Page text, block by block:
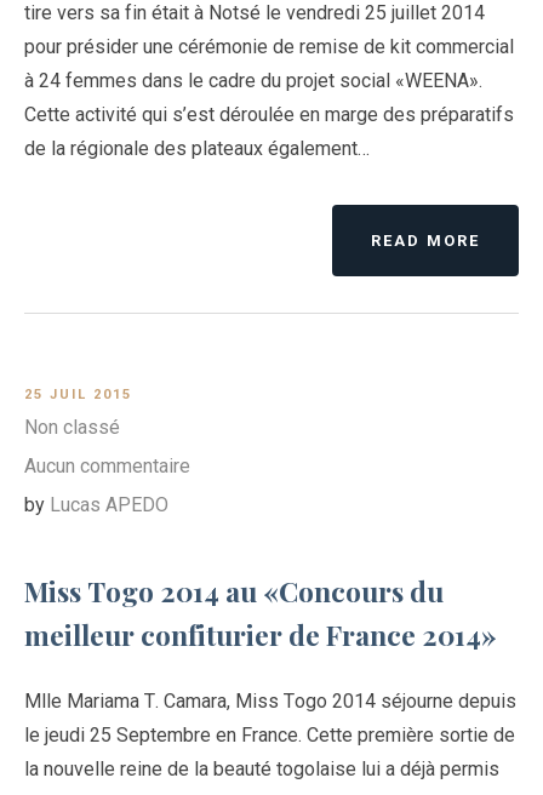
tire vers sa fin était à Notsé le vendredi 25 juillet 2014
pour présider une cérémonie de remise de kit commercial
à 24 femmes dans le cadre du projet social «WEENA».
Cette activité qui s’est déroulée en marge des préparatifs
de la régionale des plateaux également…
READ MORE
25 JUIL 2015
Non classé
Aucun commentaire
by Lucas APEDO
Miss Togo 2014 au «Concours du
meilleur confiturier de France 2014»
Mlle Mariama T. Camara, Miss Togo 2014 séjourne depuis
le jeudi 25 Septembre en France. Cette première sortie de
la nouvelle reine de la beauté togolaise lui a déjà permis